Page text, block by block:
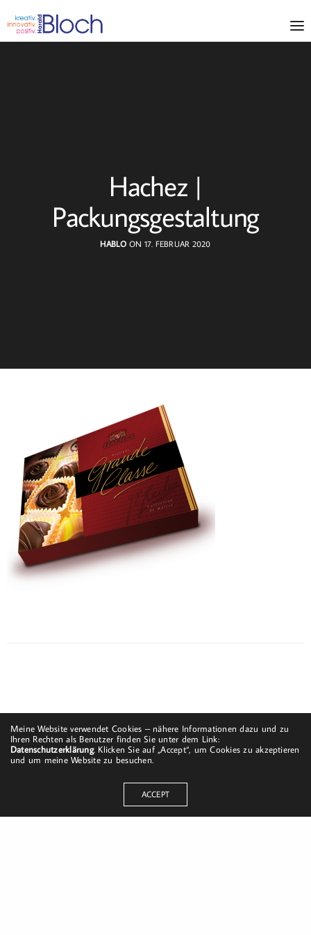
Hachez |
Packungsgestaltung
HABLO ON 17. FEBRUAR 2020
Meine Website verwendet Cookies – nähere Informationen dazu und zu
Ihren Rechten als Benutzer finden Sie unter dem Link:
Datenschutzerklärung. Klicken Sie auf „Accept“, um Cookies zu akzeptieren
und um meine Website zu besuchen.
ACCEPT